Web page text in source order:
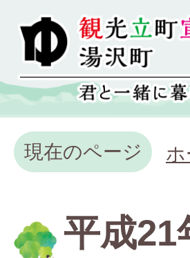
現在のページ ホ
平成21